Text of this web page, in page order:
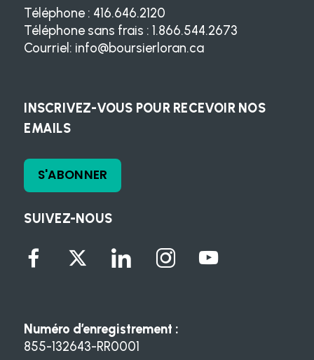
SUIVEZ-NOUS
Téléphone : 416.646.2120
Téléphone sans frais : 1.866.544.2673
Courriel: info@boursierloran.ca
INSCRIVEZ-VOUS POUR RECEVOIR NOS
EMAILS
S'ABONNER
Numéro d’enregistrement :
855-132643-RR0001